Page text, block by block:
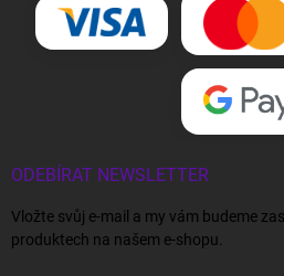
ODEBÍRAT NEWSLETTER
Vložte svůj e-mail a my vám budeme
produktech na našem e-shopu.